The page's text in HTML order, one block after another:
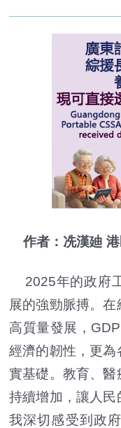
作者：冼漢廸
2025年的政府
展的強勁脈搏。
高質量發展，
經濟的韌性，更
實基礎。教育、醫
持續增加，讓人民
我深切感受到政